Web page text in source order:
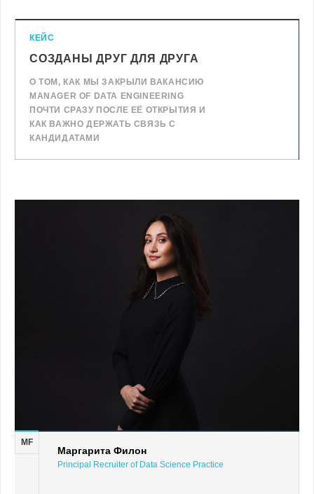
MF
Маргарита Филон
Principal Recruiter of Data Science Practice
КЕЙС
СОЗДАНЫ ДРУГ ДЛЯ ДРУГА
О ТОМ, КАК МЫ ЗАКРЫЛИ ВАКАНСИЮ
MANAGER OF DATA ENGINEERING
ПОЧТИ СРАЗУ ПОСЛЕ ЕЁ ОТКРЫТИЯ И
КАК ВАЖНО ДЕРЖАТЬ СВЯЗЬ С
КАНДИДАТАМИ